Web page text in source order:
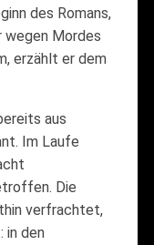
des Romans,
wegen Mordes
erzählt er dem
aus
Im Laufe
Die
verfrachtet,
in den